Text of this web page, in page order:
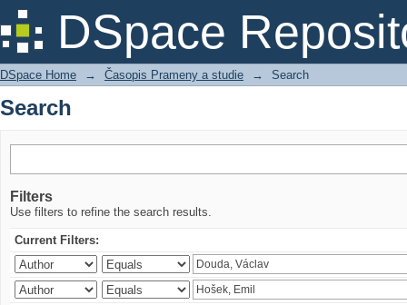
DSpace
Search
DSpace Home → Časopis Prameny a studie → Search
Search
Filters
Use filters to refine the search results.
Current Filters: